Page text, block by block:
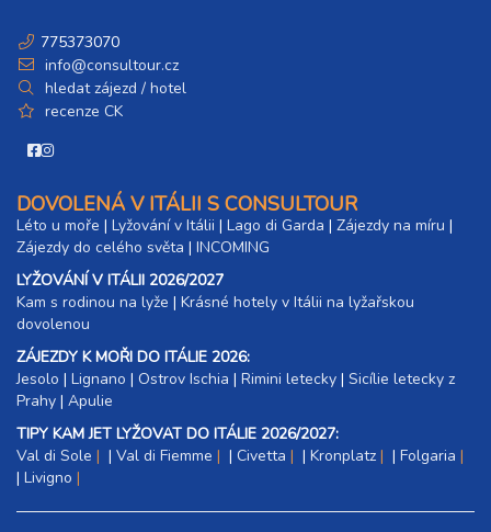
775373070
info@consultour.cz
hledat zájezd / hotel
recenze CK
DOVOLENÁ V ITÁLII S CONSULTOUR
Léto u moře | Lyžování v Itálii | Lago di Garda | Zájezdy na míru |
Zájezdy do celého světa | INCOMING
LYŽOVÁNÍ V ITÁLII 2026/2027
Kam s rodinou na lyže |​ Krásné hotely v Itálii na lyžařskou
dovolenou
ZÁJEZDY K MOŘI DO ITÁLIE 2026:
Jesolo | Lignano | Ostrov Ischia | Rimini letecky | Sicílie letecky z
Prahy | Apulie
TIPY KAM JET LYŽOVAT DO ITÁLIE 2026/2027:
Val di Sole
| Val di Fiemme | Civetta | Kronplatz | Folgaria
| Livigno